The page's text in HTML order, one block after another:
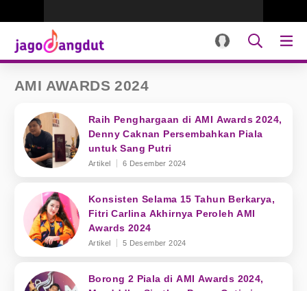
AMI AWARDS 2024
Raih Penghargaan di AMI Awards 2024,
Denny Caknan Persembahkan Piala
untuk Sang Putri
Artikel 6 Desember 2024
Konsisten Selama 15 Tahun Berkarya,
Fitri Carlina Akhirnya Peroleh AMI
Awards 2024
Artikel 5 Desember 2024
Borong 2 Piala di AMI Awards 2024,